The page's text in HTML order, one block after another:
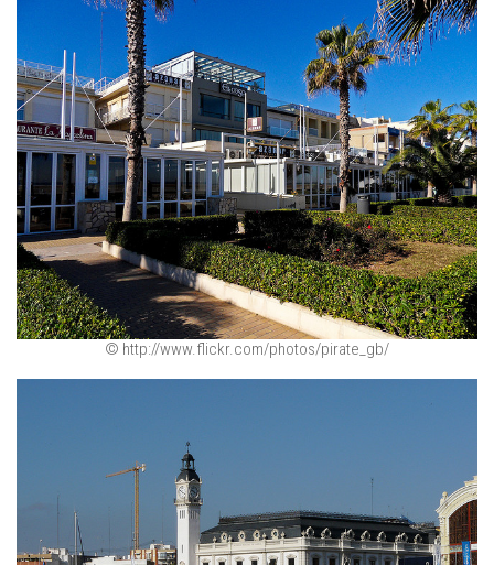
© http://www.flickr.com/photos/pirate_gb/